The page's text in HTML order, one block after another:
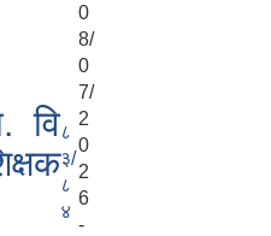
वि८
३/
८
४
0
8/
0
7/
2
0
2
6
-